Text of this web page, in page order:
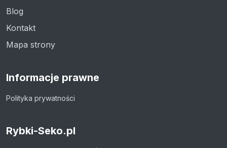
Blog
Kontakt
Mapa strony
Informacje prawne
Polityka prywatności
Rybki-Seko.pl